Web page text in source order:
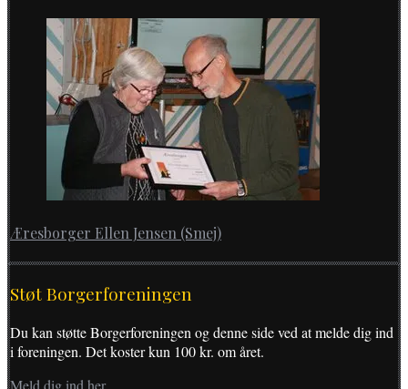
Æresborger Ellen Jensen (Smej)
Støt Borgerforeningen
Du kan støtte Borgerforeningen og denne side ved at melde dig ind
i foreningen. Det koster kun 100 kr. om året.
Meld dig ind her.